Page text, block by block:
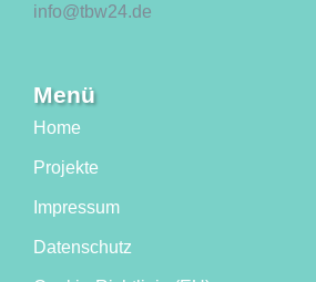
info@tbw24.de
Menü
Home
Projekte
Impressum
Datenschutz